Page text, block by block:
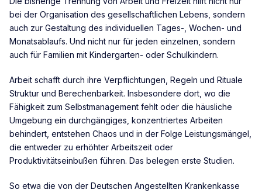
bei der Organisation des gesellschaftlichen Lebens, sondern
auch zur Gestaltung des individuellen Tages-, Wochen- und
Monatsablaufs. Und nicht nur für jeden einzelnen, sondern
auch für Familien mit Kindergarten- oder Schulkindern.
Arbeit schafft durch ihre Verpflichtungen, Regeln und Rituale
Struktur und Berechenbarkeit. Insbesondere dort, wo die
Fähigkeit zum Selbstmanagement fehlt oder die häusliche
Umgebung ein durchgängiges, konzentriertes Arbeiten
behindert, entstehen Chaos und in der Folge Leistungsmängel,
die entweder zu erhöhter Arbeitszeit oder
Produktivitätseinbußen führen. Das belegen erste Studien.
So etwa die von der Deutschen Angestellten Krankenkasse